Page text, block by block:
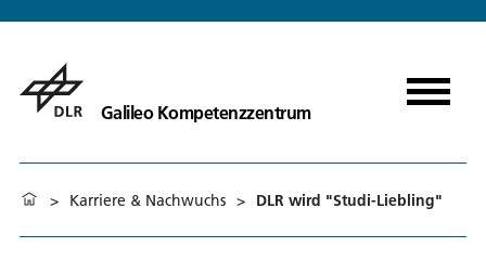
Galileo Kompetenzzentrum
> Karriere & Nachwuchs > DLR wird "Studi-Liebling"